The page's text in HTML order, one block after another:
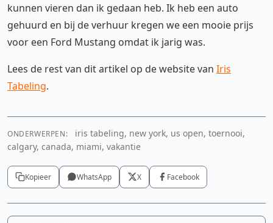
kunnen vieren dan ik gedaan heb. Ik heb een auto
gehuurd en bij de verhuur kregen we een mooie prijs
voor een Ford Mustang omdat ik jarig was.
Lees de rest van dit artikel op de website van Iris
Tabeling.
ONDERWERPEN:
iris tabeling, new york, us open, toernooi,
calgary, canada, miami, vakantie
Kopieer WhatsApp X Facebook